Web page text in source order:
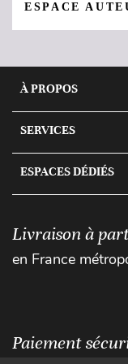
ESPACE
À PROPOS
SERVICES
ESPACES DÉDIÉS
Livraison à
en France
Paiement